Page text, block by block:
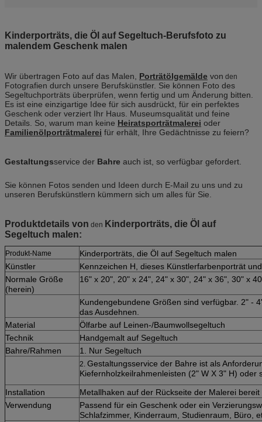
Kinderporträts, die Öl auf Segeltuch-Berufsfoto zu
malendem Geschenk malen
Wir übertragen Foto auf das Malen, Porträtölgemälde von den
Fotografien durch unsere Berufskünstler. Sie können Foto des
Segeltuchporträts überprüfen, wenn fertig und um Änderung bitten.
Es ist eine einzigartige Idee für sich ausdrückt, für ein perfektes
Geschenk oder verziert Ihr Haus. Museumsqualität und feine
Details. So, warum man keine Heiratsporträtmalerei oder
Familienölporträtmalerei für erhält, Ihre Gedächtnisse zu feiern?
Gestaltungsservice der Bahre auch ist, so verfügbar gefordert.
Sie können Fotos senden und Ideen durch E-Mail zu uns und zu
unseren Berufskünstlern kümmern sich um alles für Sie.
Produktdetails von den Kinderporträts, die Öl auf
Segeltuch malen:
Produkt-Name
Kinderporträts, die Öl auf Segeltuch malen
Künstler
Kennzeichen H, dieses Künstlerfarbenporträt
Normale Größe
(herein)
16" x 20", 20" x 24", 24" x 30", 24" x 36", 30" x
Kundengebundene Größen sind verfügbar. 2" -
das Ausdehnen.
Material
Ölfarbe auf Leinen-/Baumwollsegeltuch
Technik
Handgemalt auf Segeltuch
Bahre/Rahmen
1. Nur Segeltuch
2. Gestaltungsservice der Bahre ist als
Kiefernholzkeilrahmenleisten (2" W X 3" H) oder
Installation
Metallhaken auf der Rückseite der Malerei
Verwendung
Passend für ein Geschenk oder ein
Schlafzimmer, Kinderraum, Studienraum, Büro,